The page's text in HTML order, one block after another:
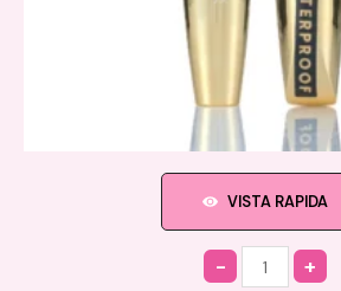
VISTA RAPIDA
Quantity